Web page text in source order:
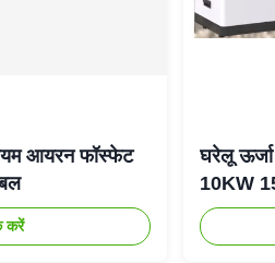
आयरन फॉस्फेट
करें
घरेलू
10KW